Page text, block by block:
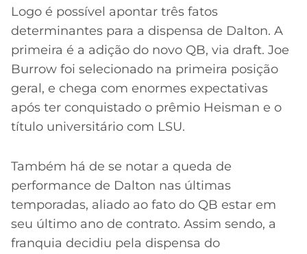
Logo é possível apontar três fatos
determinantes para a dispensa de Dalton. A
primeira é a adição do novo QB, via draft. Joe
Burrow foi selecionado na primeira posição
geral, e chega com enormes expectativas
após ter conquistado o prêmio Heisman e o
título universitário com LSU.
Também há de se notar a queda de
performance de Dalton nas últimas
temporadas, aliado ao fato do QB estar em
seu último ano de contrato. Assim sendo, a
franquia decidiu pela dispensa do